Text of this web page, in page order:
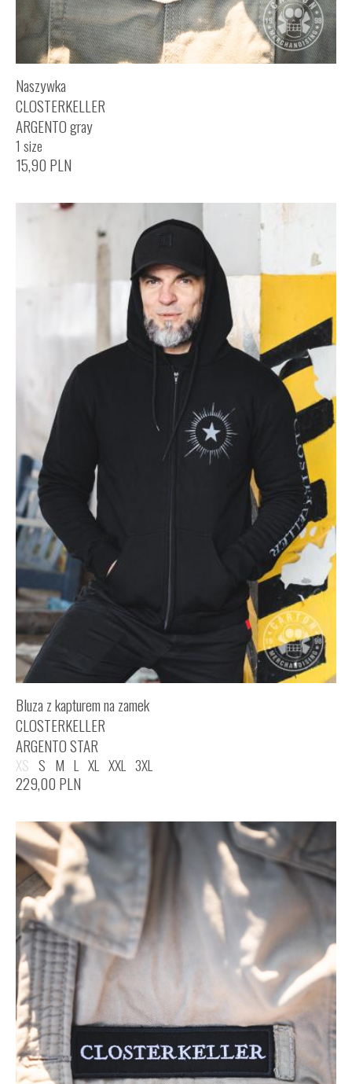
Naszywka
CLOSTERKELLER
ARGENTO gray
1 size
15,90 PLN
Bluza z kapturem na zamek
CLOSTERKELLER
ARGENTO STAR
XS S M L XL XXL 3XL
229,00 PLN